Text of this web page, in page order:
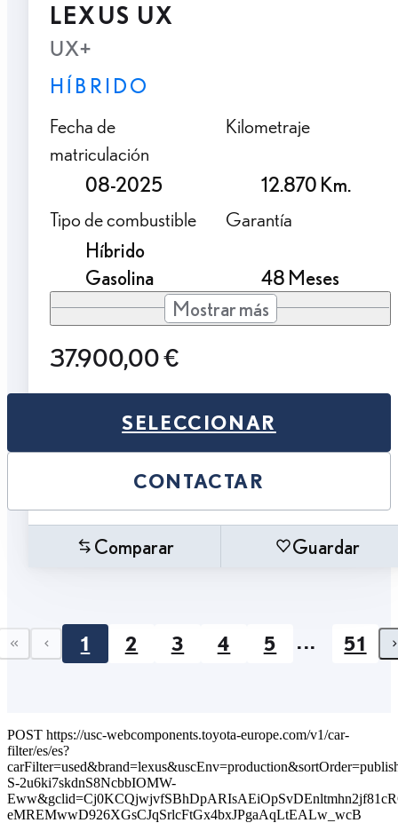
LEXUS UX
UX+
HÍBRIDO
Fecha de
matriculación
08-2025
Kilometraje
12.870 Km.
Tipo de combustible
Híbrido
Gasolina
Garantía
48 Meses
Mostrar más
37.900,00 €
SELECCIONAR
CONTACTAR
Comparar Guardar
First page
Previous page
1 2 3 4 5 ... 51
POST https://usc-webcomponents.toyota-europe.com/v1/car-
filter/es/es?
S-2u6ki7skdnS8NcbbIOMW-
eMREMwwD926XGsCJqSrlcFtGx4bxJPgaAqLtEALw_wcB